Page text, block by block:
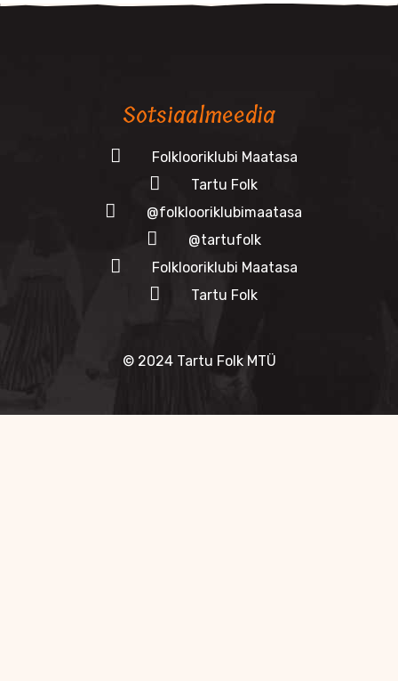
Sotsiaalmeedia
Folklooriklubi Maatasa
Tartu Folk
@folklooriklubimaatasa
@tartufolk
Folklooriklubi Maatasa
Tartu Folk
© 2024 Tartu Folk MTÜ